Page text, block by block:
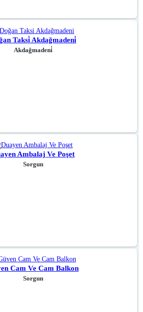
Taksi̇ Akdağmadeni̇
Akdağmadeni̇
Ambalaj Ve Poşet
Sorgun
Cam Ve Cam Balkon
Sorgun